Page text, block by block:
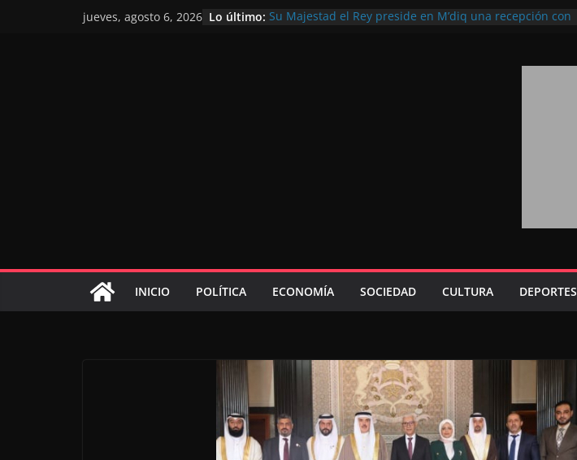
jueves, agosto 6, 2026 Lo último: Su Majestad el Rey preside en M’diq una recepción con
INICIO POLÍTICA ECONOMÍA SOCIEDAD CULTURA DEPORTES